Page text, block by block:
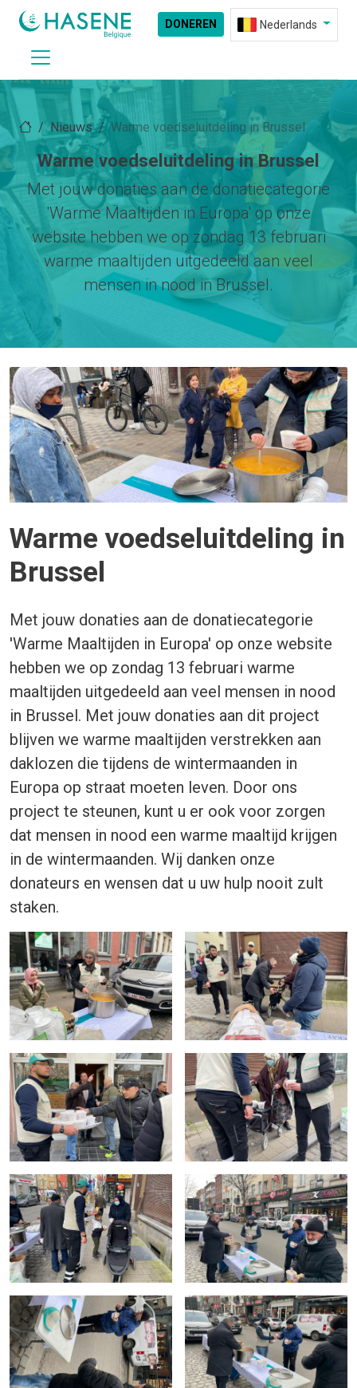
DONEREN Nederlands
Nieuws Warme voedseluitdeling in Brussel
Warme voedseluitdeling in Brussel
Met jouw donaties aan de donatiecategorie
'Warme Maaltijden in Europa' op onze
website hebben we op zondag 13 februari
warme maaltijden uitgedeeld aan veel
mensen in nood in Brussel.
Warme voedseluitdeling in
Brussel
Met jouw donaties aan de donatiecategorie
'Warme Maaltijden in Europa' op onze website
hebben we op zondag 13 februari warme
maaltijden uitgedeeld aan veel mensen in nood
in Brussel. Met jouw donaties aan dit project
blijven we warme maaltijden verstrekken aan
daklozen die tijdens de wintermaanden in
Europa op straat moeten leven. Door ons
project te steunen, kunt u er ook voor zorgen
dat mensen in nood een warme maaltijd krijgen
in de wintermaanden. Wij danken onze
donateurs en wensen dat u uw hulp nooit zult
staken.